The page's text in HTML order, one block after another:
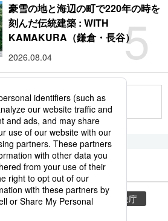
5
豪雪の地と海辺の町で220年の時を
刻んだ伝統建築 : WITH
KAMAKURA（鎌倉・長谷）
2026.08.04
もっと見る
ド
和食 気象・災害
気象庁